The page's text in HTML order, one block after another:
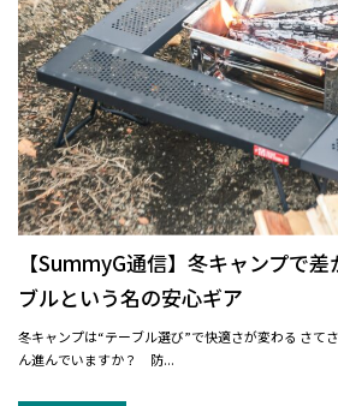
【SummyG通信】冬キャンプで
ブルという名の安心ギア
冬キャンプは“テーブル選び”で快適さが変わる さて
ん進んでいますか？ 防...